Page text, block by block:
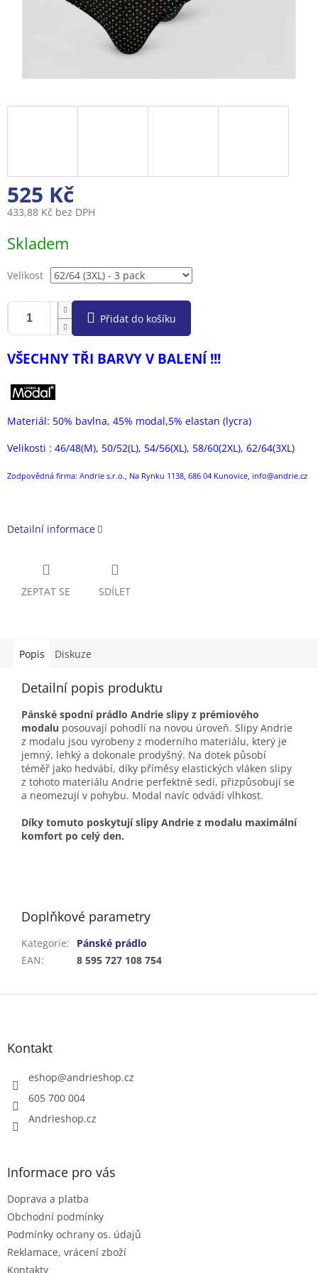
525 Kč
433,88 Kč bez DPH
cena:
Skladem
Velikost
Přidat do košíku
VŠECHNY TŘI BARVY V BALENÍ !!!
Materiál: 50% bavlna, 45% modal,5% elastan (lycra)
Velikosti : 46/48(M), 50/52(L), 54/56(XL), 58/60(2XL), 62/64(3XL)
Zodpovědná firma: Andrie s.r.o., Na Rynku 1138, 686 04 Kunovice, info@andrie.cz
Detailní informace
ZEPTAT SE SDÍLET
Popis Diskuze
Detailní popis produktu
Pánské spodní prádlo Andrie slipy z prémiového
modalu posouvají pohodlí na novou úroveň. Slipy Andrie
z modalu jsou vyrobeny z moderního materiálu, který je
jemný, lehký a dokonale prodyšný. Na dotek působí
téměř jako hedvábí, díky příměsy elastických vláken slipy
z tohoto materiálu Andrie perfektně sedí, přizpůsobují se
a neomezují v pohybu. Modal navíc odvádí vlhkost.
Díky tomuto poskytují slipy Andrie z modalu maximální
komfort po celý den.
Doplňkové parametry
Kategorie:
Pánské prádlo
EAN: 8 595 727 108 754
Z
Kontakt
eshop@andrieshop.cz
605 700 004
Andrieshop.cz
Informace pro vás
Doprava a platba
Obchodní podmínky
Podmínky ochrany os. údajů
Reklamace, vrácení zboží
Kontakty